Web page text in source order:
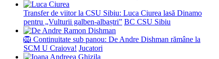
Transfer de viitor la CSU Sibiu: Luca Ciurea lasă Dinamo
pentru „Vulturii galben-albaștri” BC CSU Sibiu
🦁 Continuitate sub panou: De Andre Dishman rămâne la
SCM U Craiova! Jucatori